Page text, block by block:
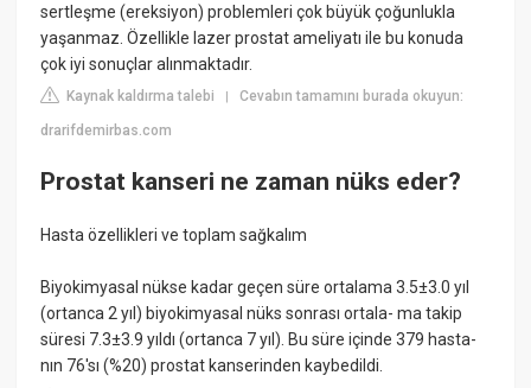
sertleşme (ereksiyon) problemleri çok büyük çoğunlukla
yaşanmaz. Özellikle lazer prostat ameliyatı ile bu konuda
çok iyi sonuçlar alınmaktadır.
Kaynak kaldırma talebi |Cevabın tamamını burada okuyun:
drarifdemirbas.com
Prostat kanseri ne zaman nüks eder?
Hasta özellikleri ve toplam sağkalım
Biyokimyasal nükse kadar geçen süre ortalama 3.5±3.0 yıl
(ortanca 2 yıl) biyokimyasal nüks sonrası ortala- ma takip
süresi 7.3±3.9 yıldı (ortanca 7 yıl). Bu süre içinde 379 hasta-
nın 76'sı (%20) prostat kanserinden kaybedildi.